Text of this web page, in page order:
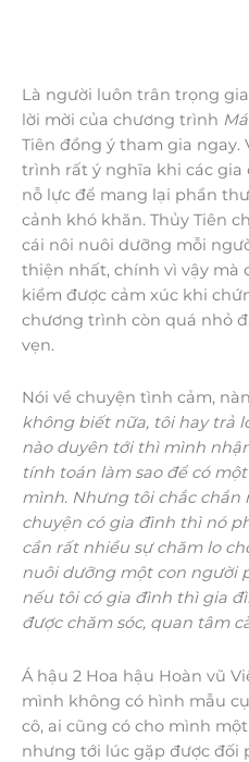
Là người luôn trân trọng
lời mời của chương trình
Tiên đồng ý tham gia ngay.
trình rất ý nghĩa khi các gia
nỗ lực để mang lại phần
cảnh khó khăn. Thủy Tiên
cái nôi nuôi dưỡng mỗi
thiện nhất, chính vì vậy mà
kiềm được cảm xúc khi
chương trình còn quá nhỏ
vẹn.
Nói về chuyện tình cảm,
không biết nữa, tôi hay trả
nào duyên tới thì mình
tính toán làm sao để có
mình. Nhưng tôi chắc
chuyện có gia đình thì nó
cần rất nhiều sự chăm lo
nuôi dưỡng một con người
nếu tôi có gia đình thì gia
được chăm sóc, quan tâm
Á hậu 2 Hoa hậu Hoàn vũ
mình không có hình mẫu
cô, ai cũng có cho mình
nhưng tới lúc gặp được